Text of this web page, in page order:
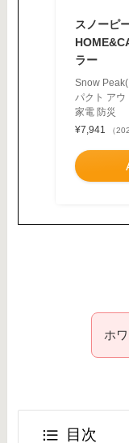
スノーピ
ラー
Snow
パクト アウ
家電 防災
¥7,941
（
ホ
目次